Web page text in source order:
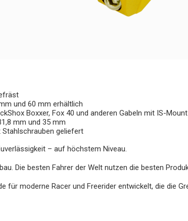
und 60 mm erhältlich
Boxxer, Fox 40 und anderen Gabeln mit IS-Mount
mm und 35 mm
geliefert
– auf höchstem Niveau.
Die besten Fahrer der Welt nutzen die besten
für moderne Racer und Freerider entwickelt, die die